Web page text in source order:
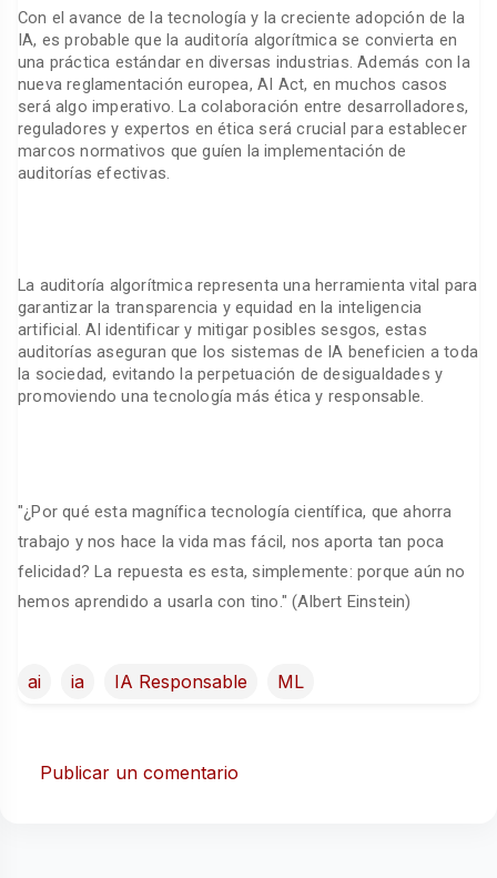
Con el avance de la tecnología y la creciente adopción de la
IA, es probable que la auditoría algorítmica se convierta en
una práctica estándar en diversas industrias. Además con la
nueva reglamentación europea, AI Act, en muchos casos
será algo imperativo. La colaboración entre desarrolladores,
reguladores y expertos en ética será crucial para establecer
marcos normativos que guíen la implementación de
auditorías efectivas.
La auditoría algorítmica representa una herramienta vital para
garantizar la transparencia y equidad en la inteligencia
artificial. Al identificar y mitigar posibles sesgos, estas
auditorías aseguran que los sistemas de IA beneficien a toda
la sociedad, evitando la perpetuación de desigualdades y
promoviendo una tecnología más ética y responsable.
"¿Por qué esta magnífica tecnología científica, que ahorra
trabajo y nos hace la vida mas fácil, nos aporta tan poca
felicidad? La repuesta es esta, simplemente: porque aún no
hemos aprendido a usarla con tino." (Albert Einstein)
ai ia IA Responsable ML
Publicar un comentario